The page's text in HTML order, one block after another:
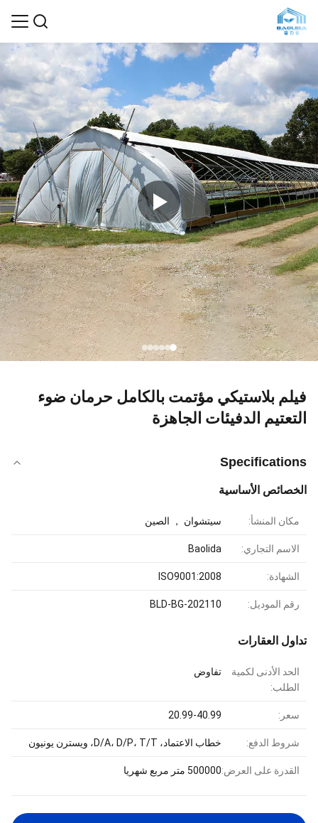
فيلم بلاستيكي مؤتمت بالكامل حرمان ضوء
التعتيم الدفيئات الجاهزة
Specifications
الخصائص الأساسية
مكان المنشأ: سيتشوان ， الصين
الاسم التجاري: Baolida
الشهادة: ISO9001:2008
رقم الموديل: BLD-BG-202110
تداول العقارات
الحد الأدنى لكمية
الطلب:
تفاوض
سعر: 20.99-40.99
شروط الدفع: خطاب الاعتماد، D/A، D/P، T/T، ويسترن يونيون
القدرة على العرض:500000 متر مربع شهريا